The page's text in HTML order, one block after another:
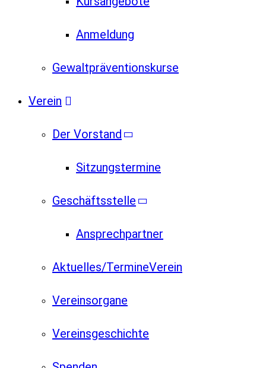
Anmeldung
Gewaltpräventionskurse
Verein
Der Vorstand
Sitzungstermine
Geschäftsstelle
Ansprechpartner
Aktuelles/TermineVerein
Vereinsorgane
Vereinsgeschichte